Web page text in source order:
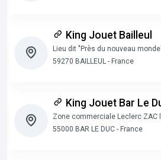
King Jouet Bailleul
Lieu dit "Près du nouveau
59270 BAILLEUL - France
King Jouet Bar Le
Zone commerciale Leclerc ZAC
55000 BAR LE DUC - France